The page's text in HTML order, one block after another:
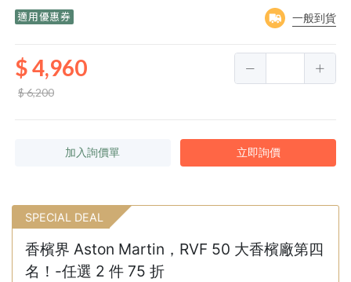
適用優惠券 一般到貨
$ 4,960
$ 6,200
加入詢價單 立即詢價
SPECIAL DEAL
香檳界 Aston Martin，RVF 50 大香檳廠第四
名！-任選 2 件 75 折